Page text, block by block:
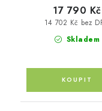
Skladem
14 702 Kč bez
17 790 Kč